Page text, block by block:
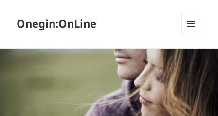
Onegin:OnLine
ВИДЖЕТЫ